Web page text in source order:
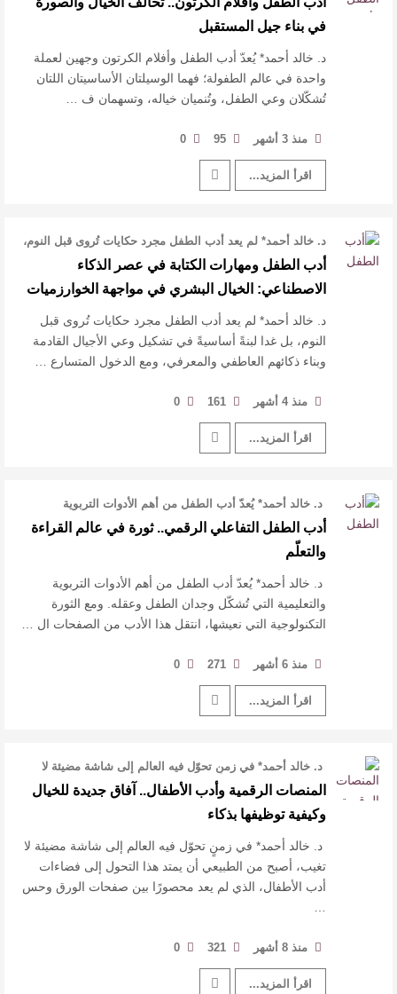
للدكتورة زينب الخضيري
عتبات التأويل وقراءة التشكيل الصوفي والفلسفي
في “مملكة الله” للدكتور محمد بدوي
عنترة بن شداد… الشاعر الفارس
في بناء جيل المستقبل
د. خالد أحمد* يُعدّ أدب الطفل وأفلام الكرتون وجهين لعملة
واحدة في عالم الطفولة؛ فهما الوسيلتان الأساسيتان اللتان
تُشكّلان وعي الطفل، وتُنميان خياله، وتسهمان ف …
منذ 3 أشهر 95
0
اقرأ المزيد...
د. خالد أحمد* لم يعد أدب الطفل مجرد حكايات تُروى قبل النوم،
بل غدا لبنةً أساسيةً …
أدب الطفل ومهارات الكتابة في عصر الذكاء
الاصطناعي: الخيال البشري في مواجهة الخوارزميات
الرقمية
د. خالد أحمد* لم يعد أدب الطفل مجرد حكايات تُروى قبل
النوم، بل غدا لبنةً أساسيةً في تشكيل وعي الأجيال القادمة
وبناء ذكائهم العاطفي والمعرفي، ومع الدخول المتسارع …
منذ 4 أشهر 161
0
اقرأ المزيد...
د. خالد أحمد* يُعدّ أدب الطفل من أهم الأدوات التربوية
والتعليمية التي تُشكّل وج …
أدب الطفل التفاعلي الرقمي.. ثورة في عالم القراءة
والتعلّم
د. خالد أحمد* يُعدّ أدب الطفل من أهم الأدوات التربوية
والتعليمية التي تُشكّل وجدان الطفل وعقله. ومع الثورة
التكنولوجية التي نعيشها، انتقل هذا الأدب من الصفحات ال …
منذ 6 أشهر 271
0
اقرأ المزيد...
د. خالد أحمد* في زمنٍ تحوّل فيه العالم إلى شاشة مضيئة لا
تغيب، أصبح من الطبيعي …
المنصات الرقمية وأدب الأطفال.. آفاق جديدة للخيال
وكيفية توظيفها بذكاء
د. خالد أحمد* في زمنٍ تحوّل فيه العالم إلى شاشة مضيئة لا
تغيب، أصبح من الطبيعي أن يمتد هذا التحول إلى فضاءات
أدب الأطفال، الذي لم يعد محصورًا بين صفحات الورق وحس
منذ 8 أشهر 321
0
اقرأ المزيد...